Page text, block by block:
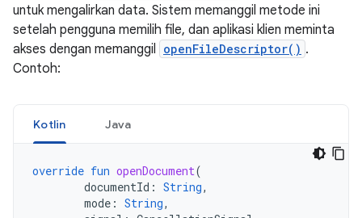
untuk mengalirkan data. Sistem memanggil metode ini
setelah pengguna memilih file, dan aplikasi klien meminta
akses dengan memanggil openFileDescriptor() .
Contoh:
Kotlin Java
override fun openDocument(
documentId : String,
mode : String,